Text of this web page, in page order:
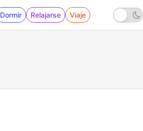
Dormir Relajarse Viaje